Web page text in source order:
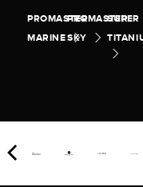
PROMASTER
MARINE
PROMASTER
SKY
SUPER